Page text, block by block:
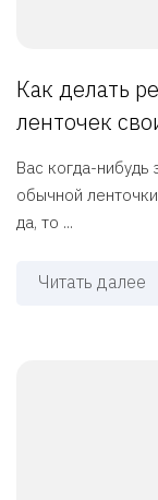
Как делать
ленточек
Вас когда-
обычной
да, то ...
Читать далее